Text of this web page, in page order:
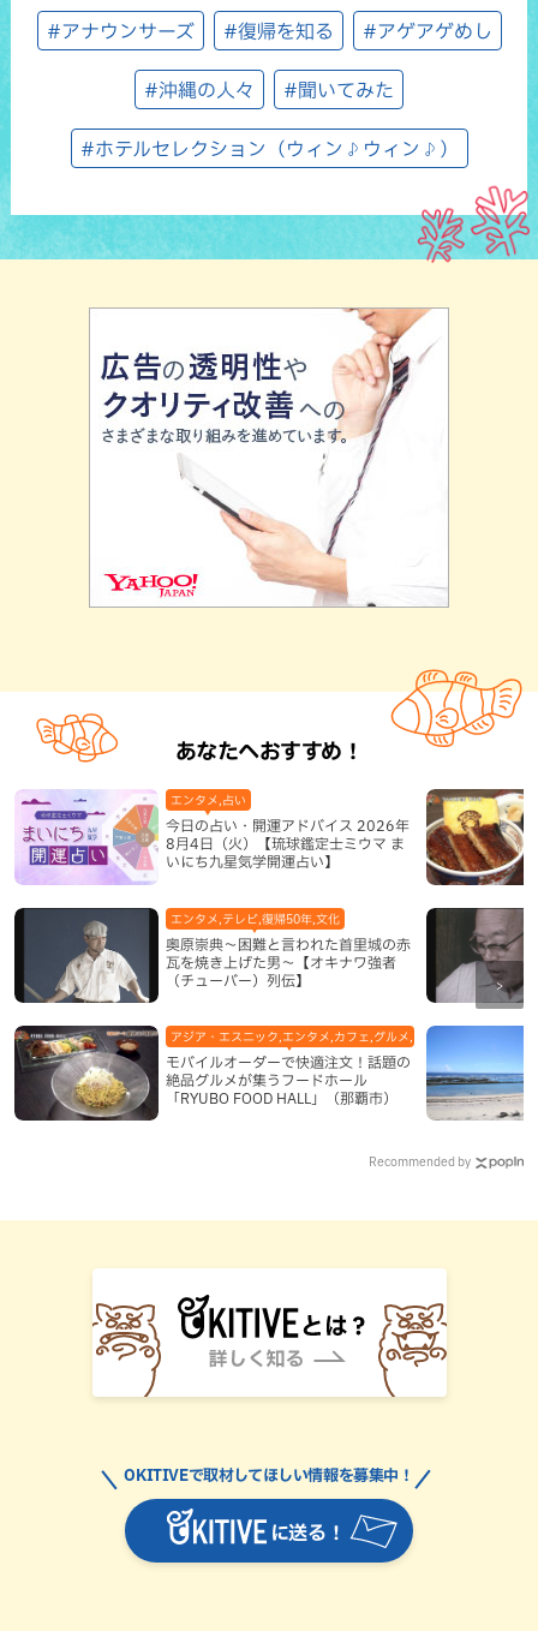
#アナウンサーズ #復帰を知る #アゲアゲめし
#沖縄の人々 #聞いてみた
#ホテルセレクション（ウィン♪ウィン♪）
あなたへおすすめ！
今日の占い・開運アドバイス 2026年
8月4日（火）【琉球鑑定士ミウマ ま
いにち九星気学開運占い】
エンタメ,占い
奥原崇典～困難と言われた首里城の赤
瓦を焼き上げた男～【オキナワ強者
（チューバー）列伝】
エンタメ,テレビ,復帰50年,文化
モバイルオーダーで快適注文！話題の
絶品グルメが集うフードホール
「RYUBO FOOD HALL」（那覇市）
アジア・エスニック,エンタメ,カフェ,グルメ,テレビ,中華,地域,本島
Recommended by
に送る！
OKITIVEで取材してほしい情報を募集中！